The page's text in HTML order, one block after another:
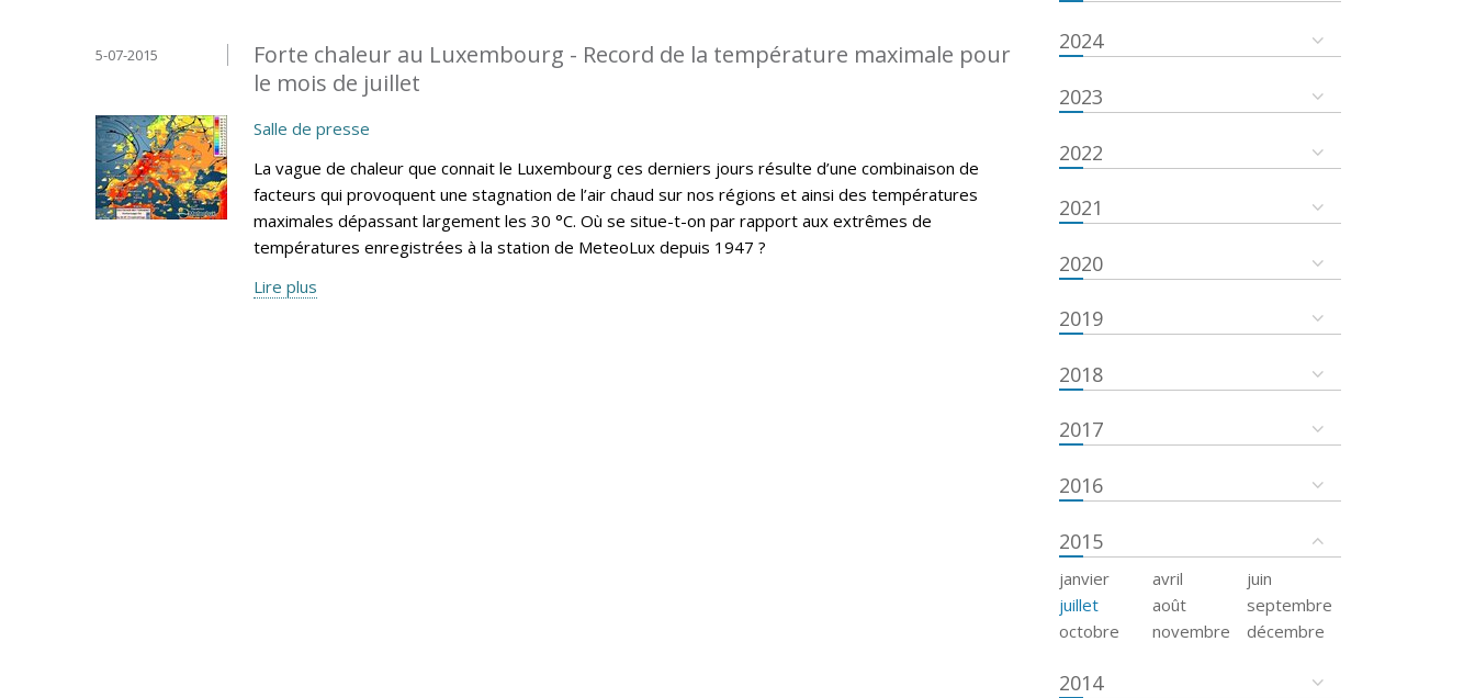
Forte chaleur au Luxembourg - Record de la température maximale pour
le mois de juillet
5-07-2015
Salle de presse
La vague de chaleur que connait le Luxembourg ces derniers jours résulte d’une combinaison de
facteurs qui provoquent une stagnation de l’air chaud sur nos régions et ainsi des températures
maximales dépassant largement les 30 °C. Où se situe-t-on par rapport aux extrêmes de
températures enregistrées à la station de MeteoLux depuis 1947 ?
Lire plus
2024
2023
2022
2021
2020
2019
2018
2017
2016
2015
janvier avril
juin
juillet
août
septembre
octobre
novembre décembre
2014